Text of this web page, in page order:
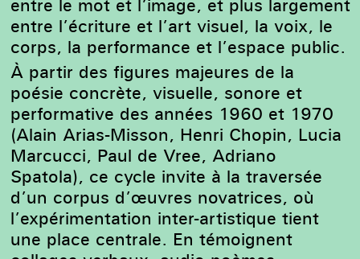
entre le mot et l’image, et plus largement
entre l’écriture et l’art visuel, la voix, le
corps, la performance et l’espace public.
À partir des figures majeures de la
poésie concrète, visuelle, sonore et
performative des années 1960 et 1970
(Alain Arias-Misson, Henri Chopin, Lucia
Marcucci, Paul de Vree, Adriano
Spatola), ce cycle invite à la traversée
d’un corpus d’œuvres novatrices, où
l’expérimentation inter-artistique tient
une place centrale. En témoignent